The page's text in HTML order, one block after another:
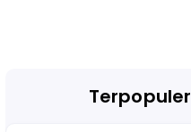
Terpopuler